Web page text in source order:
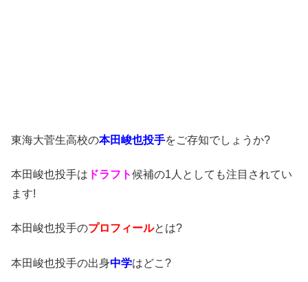
東海大菅生高校の本田峻也投手をご存知でしょうか?
本田峻也投手は ドラフト候補の1人としても注目されてい
ます!
本田峻也投手のプロフィールとは?
本田峻也投手の出身中学はどこ?